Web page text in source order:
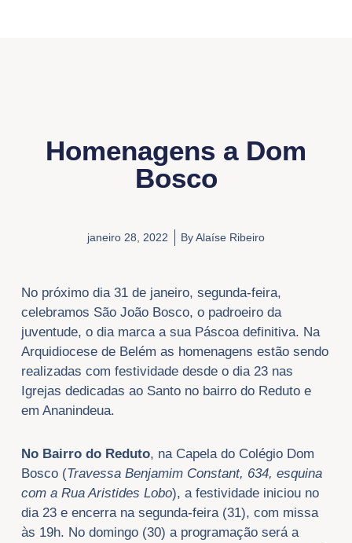
Homenagens a Dom
Bosco
janeiro 28, 2022 ByAlaíse Ribeiro
No próximo dia 31 de janeiro, segunda-feira,
celebramos São João Bosco, o padroeiro da
juventude, o dia marca a sua Páscoa definitiva. Na
Arquidiocese de Belém as homenagens estão sendo
realizadas com festividade desde o dia 23 nas
Igrejas dedicadas ao Santo no bairro do Reduto e
em Ananindeua.
No Bairro do Reduto, na Capela do Colégio Dom
Bosco (Travessa Benjamim Constant, 634, esquina
com a Rua Aristides Lobo), a festividade iniciou no
dia 23 e encerra na segunda-feira (31), com missa
às 19h. No domingo (30) a programação será a